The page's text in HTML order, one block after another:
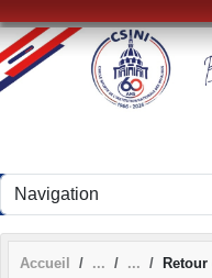
Accueil Retour